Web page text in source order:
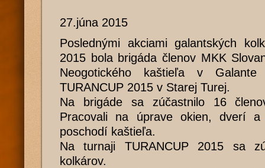
27.júna 2015
Poslednými akciami galantských
2015 bola brigáda členov MKK
Neogotického kaštieľa v
TURANCUP 2015 v Starej Turej.
Na brigáde sa zúčastnilo 16
Pracovali na úprave okien, dverí
poschodí kaštieľa.
Na turnaji TURANCUP 2015 sa
kolkárov.